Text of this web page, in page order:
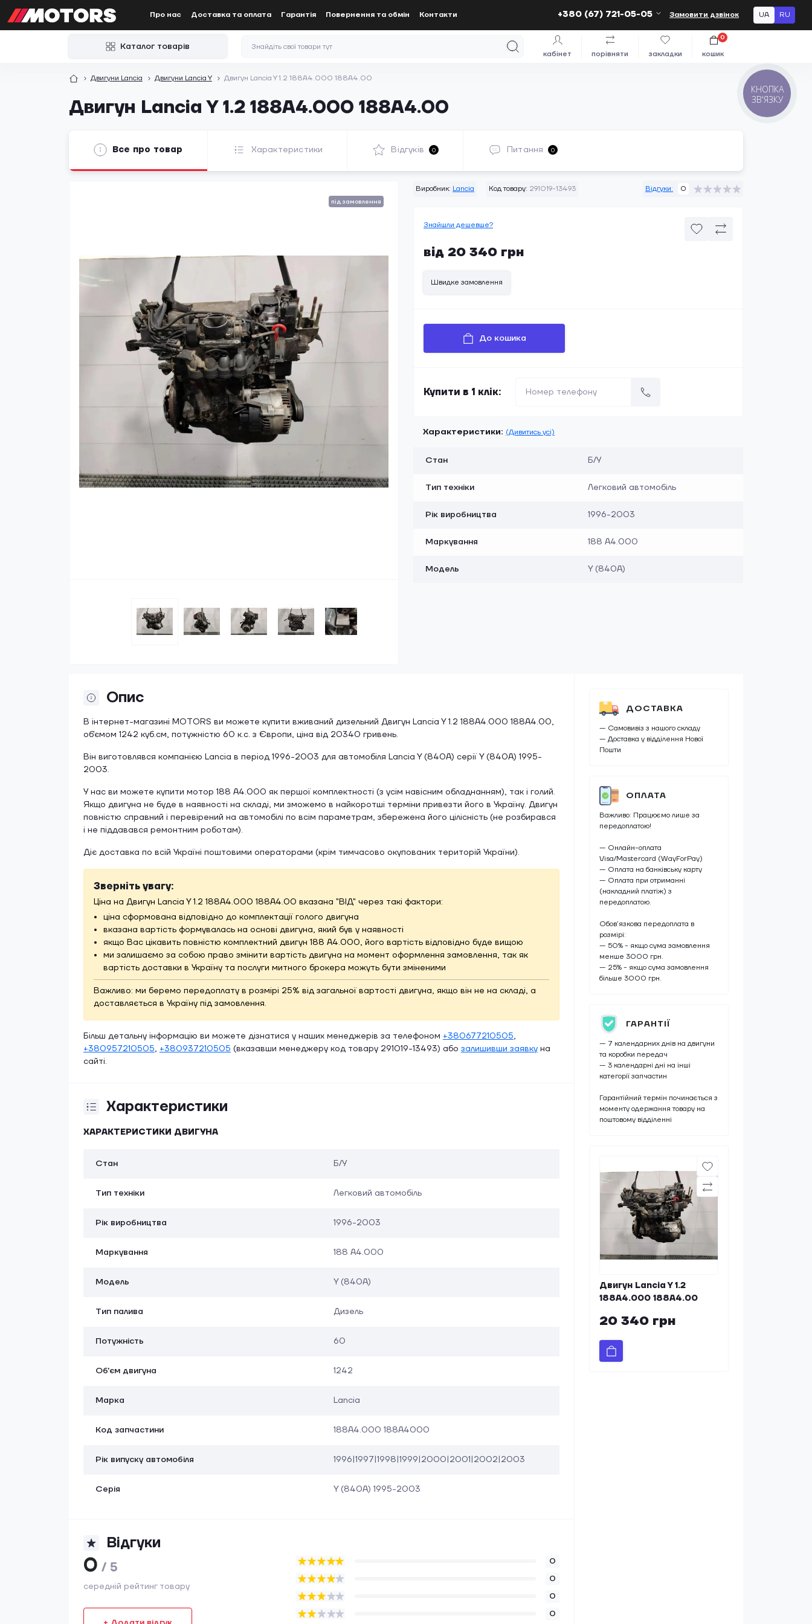
Про нас Доставка та оплата Гарантія Повернення та обмін Контакти +380 (67) 721-05-05 Замовити дзвінок UA RU
Каталог товарів
кабінет порівняти закладки кошик
0
Двигуни Lancia Двигуни Lancia Y Двигун Lancia Y 1.2 188A4.000 188A4.00
Двигун Lancia Y 1.2 188A4.000 188A4.00
Все про товар Характеристики Відгуків 0 Питання 0
під замовлення
Виробник: Lancia Код товару: 291019-13493 Відгуки: 0
Знайшли дешевше?
від 20 340 грн
Швидке замовлення
До кошика
Купити в 1 клік:
Характеристики: (Дивитись усі)
Стан Б/У
Тип техніки Легковий автомобіль
Рік виробництва 1996-2003
Маркування 188 A4.000
Модель Y (840A)
Опис
В інтернет-магазині MOTORS ви можете купити вживаний дизельний Двигун Lancia Y 1.2 188A4.000 188A4.00,
об'ємом 1242 куб.см, потужністю 60 к.с. з Європи, ціна від 20340 гривень.
Він виготовлявся компанією Lancia в період 1996-2003 для автомобіля Lancia Y (840A) серії Y (840A) 1995-
2003.
У нас ви можете купити мотор 188 A4.000 як першої комплектності (з усім навісним обладнанням), так і голий.
Якщо двигуна не буде в наявності на складі, ми зможемо в найкоротші терміни привезти його в Україну. Двигун
повністю справний і перевірений на автомобілі по всім параметрам, збережена його цілісність (не розбирався
і не піддавався ремонтним роботам).
Діє доставка по всій Україні поштовими операторами (крім тимчасово окупованих територій України).
Зверніть увагу:
Ціна на Двигун Lancia Y 1.2 188A4.000 188A4.00 вказана "ВІД" через такі фактори:
ціна сформована відповідно до комплектації голого двигуна
вказана вартість формувалась на основі двигуна, який був у наявності
якщо Вас цікавить повністю комплектний двигун 188 A4.000, його вартість відповідно буде вищою
ми залишаємо за собою право змінити вартість двигуна на момент оформлення замовлення, так як
вартість доставки в Україну та послуги митного брокера можуть бути зміненими
Важливо: ми беремо передоплату в розмірі 25% від загальної вартості двигуна, якщо він не на складі, а
доставляється в Україну під замовлення.
Більш детальну інформацію ви можете дізнатися у наших менеджерів за телефоном +380677210505,
+380957210505, +380937210505 (вказавши менеджеру код товару 291019-13493) або залишивши заявку на
сайті.
Характеристики
ХАРАКТЕРИСТИКИ ДВИГУНА
Стан Б/У
Тип техніки Легковий автомобіль
Рік виробництва 1996-2003
Маркування 188 A4.000
Модель Y (840A)
Тип палива Дизель
Потужність 60
Об'єм двигуна 1242
Марка Lancia
Код запчастини 188A4.000 188A4000
Рік випуску автомобіля 1996|1997|1998|1999|2000|2001|2002|2003
Серія Y (840A) 1995-2003
Відгуки
0 / 5
середній рейтинг товару
0
0
0
0
ДОСТАВКА
— Самовивіз з нашого складу
— Доставка у відділення Нової
Пошти
ОПЛАТА
Важливо: Працюємо лише за
передоплатою!
— Онлайн-оплата
Visa/Mastercard (WayForPay)
— Оплата на банківську карту
— Оплата при отриманні
(накладний платіж) з
передоплатою.
Обов’язкова передоплата в
розмірі:
— 50% - якщо сума замовлення
менше 3000 грн.
— 25% - якщо сума замовлення
більше 3000 грн.
ГАРАНТІЇ
— 7 календарних днів на двигуни
та коробки передач
— 3 календарні дні на інші
категорії запчастин
Гарантійний термін починається з
моменту одержання товару на
поштовому відділенні
Двигун Lancia Y 1.2
188A4.000 188A4.00
20 340 грн
КНОПКА
ЗВ'ЯЗКУ